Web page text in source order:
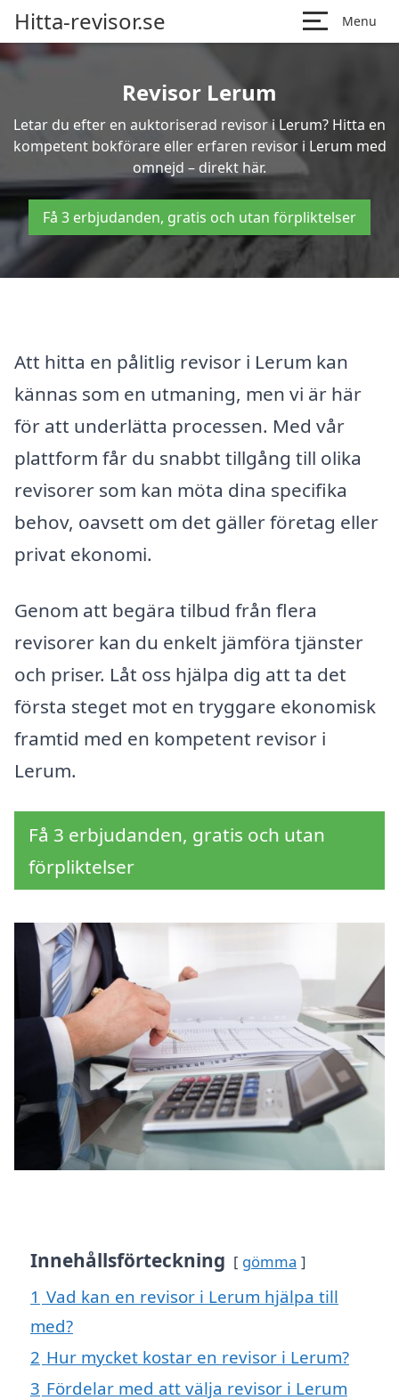
Hitta-revisor.se Menu
Revisor Lerum
Letar du efter en auktoriserad revisor i Lerum? Hitta en
kompetent bokförare eller erfaren revisor i Lerum med
omnejd – direkt här.
Få 3 erbjudanden, gratis och utan förpliktelser
Att hitta en pålitlig revisor i Lerum kan
kännas som en utmaning, men vi är här
för att underlätta processen. Med vår
plattform får du snabbt tillgång till olika
revisorer som kan möta dina specifika
behov, oavsett om det gäller företag eller
privat ekonomi.
Genom att begära tilbud från flera
revisorer kan du enkelt jämföra tjänster
och priser. Låt oss hjälpa dig att ta det
första steget mot en tryggare ekonomisk
framtid med en kompetent revisor i
Lerum.
Få 3 erbjudanden, gratis och utan
förpliktelser
Innehållsförteckning gömma
1 Vad kan en revisor i Lerum hjälpa till
med?
2 Hur mycket kostar en revisor i Lerum?
3 Fördelar med att välja revisor i Lerum